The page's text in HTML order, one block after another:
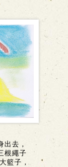
出去，
根繩子
籃子，